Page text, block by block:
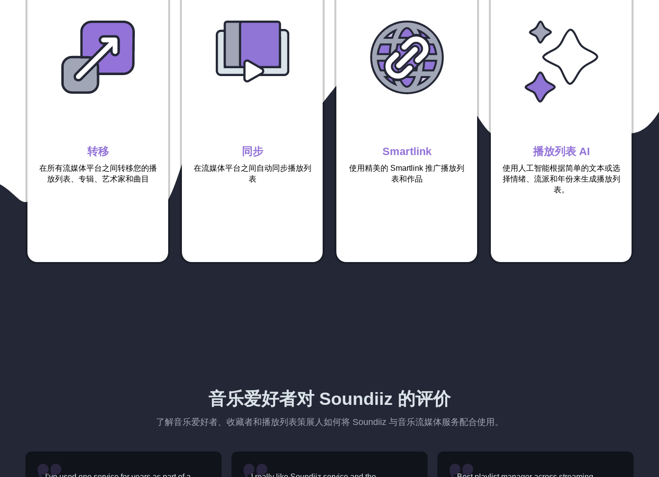
转移
在所有流媒体平台之间转移您的播
放列表、专辑、艺术家和曲目
同步
在流媒体平台之间自动同步播放列
表
Smartlink
使用精美的 Smartlink 推广播放列
表和作品
播放列表 AI
使用人工智能根据简单的文本或选
择情绪、流派和年份来生成播放列
表。
音乐爱好者对 Soundiiz 的评价
了解音乐爱好者、收藏者和播放列表策展人如何将 Soundiiz 与音乐流媒体服务配合使用。